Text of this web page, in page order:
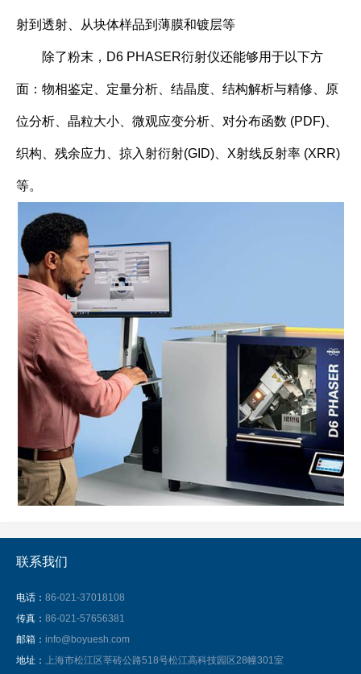
射到透射、从块体样品到薄膜和镀层等
除了粉末，D6 PHASER衍射仪还能够用于以下方
面：物相鉴定、定量分析、结晶度、结构解析与精修、原
位分析、晶粒大小、微观应变分析、对分布函数 (PDF)、
织构、残余应力、掠入射衍射(GID)、X射线反射率 (XRR)
等。
联系我们
电话： 86-021-37018108
传真： 86-021-57656381
邮箱： info@boyuesh.com
地址： 上海市松江区莘砖公路518号松江高科技园区28幢301室